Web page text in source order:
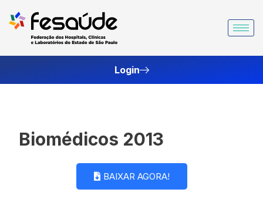
para
Login
Biomédicos 2013
BAIXAR AGORA!